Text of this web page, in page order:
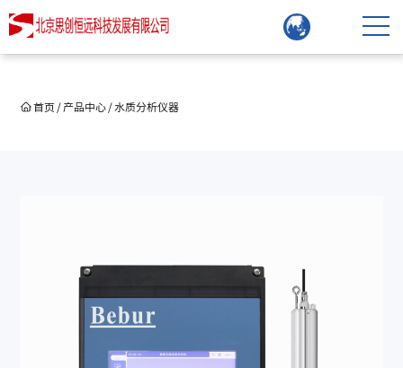
首页 / 产品中心 / 水质分析仪器